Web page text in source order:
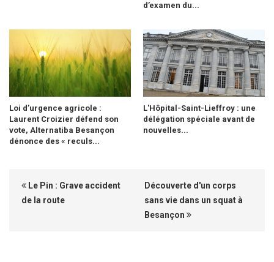
d’examen du...
Loi d’urgence agricole :
Laurent Croizier défend son
vote, Alternatiba Besançon
dénonce des « reculs...
L'Hôpital-Saint-Lieffroy : une
délégation spéciale avant de
nouvelles...
Le Pin : Grave accident
de la route
Découverte d'un corps
sans vie dans un squat à
Besançon